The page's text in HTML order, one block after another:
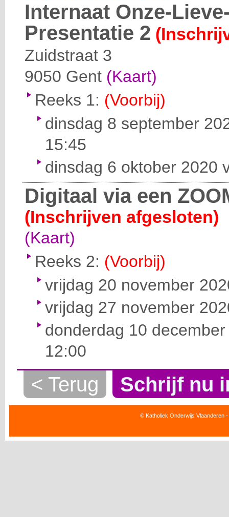
Internaat Onze-
Presentatie 2
Zuidstraat 3
9050 Gent (Kaart)
Reeks 1: (Voorbij)
dinsdag 8 september
15:45
dinsdag 6 oktober 2020
Digitaal via een
(Inschrijven afgesloten)
(Kaart)
Reeks 2: (Voorbij)
vrijdag 20 november
vrijdag 27 november
donderdag 10
12:00
< Terug Schrijf nu
© Katholiek Onderwijs Vlaanderen